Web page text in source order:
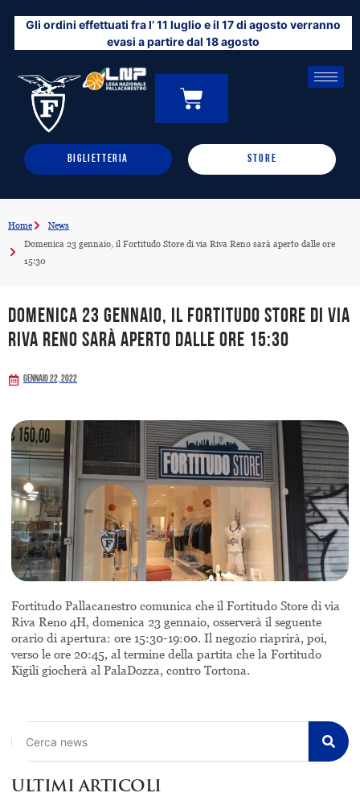
contenuto
Gli ordini effettuati fra l’ 11 luglio e il 17 di agosto verranno
evasi a partire dal 18 agosto
0
CARRELLO
BIGLIETTERIA STORE
Home
News
Domenica 23 gennaio, il Fortitudo Store di via Riva Reno sarà aperto dalle ore
15:30
Domenica 23 gennaio, il Fortitudo Store di via
Riva Reno sarà aperto dalle ore 15:30
Gennaio 22, 2022
Fortitudo Pallacanestro comunica che il Fortitudo Store di via
Riva Reno 4H, domenica 23 gennaio, osserverà il seguente
orario di apertura: ore 15:30-19:00. Il negozio riaprirà, poi,
verso le ore 20:45, al termine della partita che la Fortitudo
Kigili giocherà al PalaDozza, contro Tortona.
ULTIMI ARTICOLI